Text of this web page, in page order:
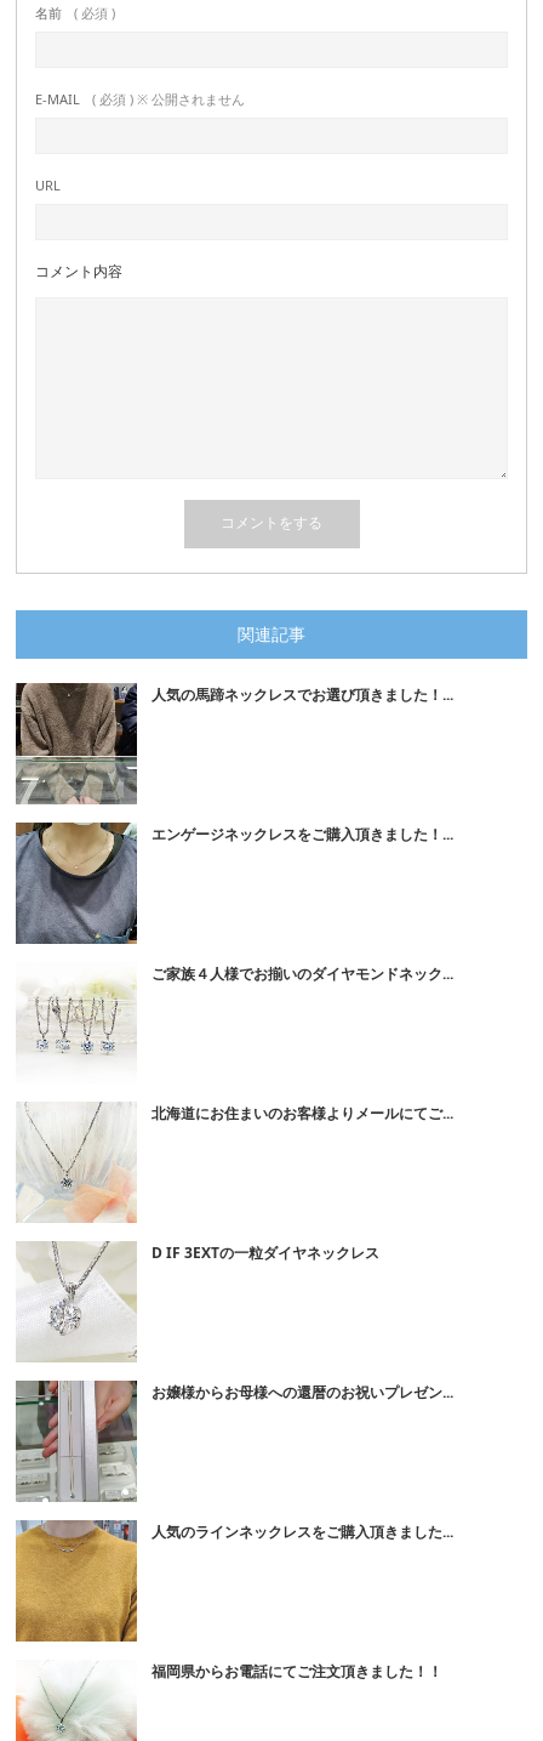
名前 ( 必須 )
E-MAIL ( 必須 ) ※ 公開されません
URL
コメント内容
関連記事
人気の馬蹄ネックレスでお選び頂きました！...
エンゲージネックレスをご購入頂きました！...
ご家族４人様でお揃いのダイヤモンドネック...
北海道にお住まいのお客様よりメールにてご...
D IF 3EXTの一粒ダイヤネックレス
お嬢様からお母様への還暦のお祝いプレゼン...
人気のラインネックレスをご購入頂きました...
福岡県からお電話にてご注文頂きました！！